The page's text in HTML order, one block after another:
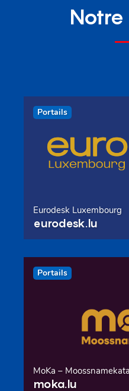
Portails
Eurodesk Luxembourg
eurodesk.lu
Portails
MoKa –
moka.lu